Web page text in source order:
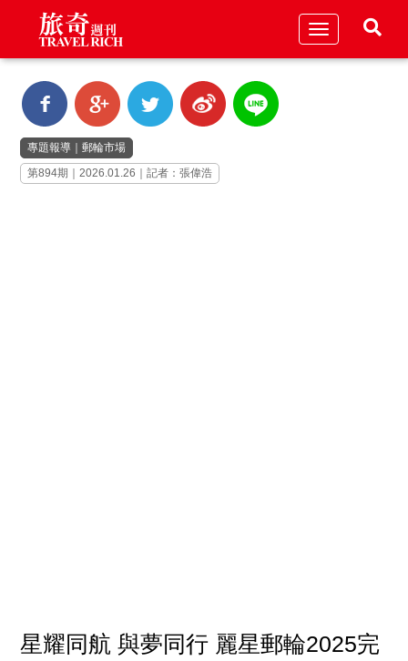
Toggle
專題報導 ｜郵輪市場
第894期｜2026.01.26｜記者：張偉浩
星耀同航 與夢同行 麗星郵輪2025完